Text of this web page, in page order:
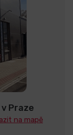
Praze
na mapě